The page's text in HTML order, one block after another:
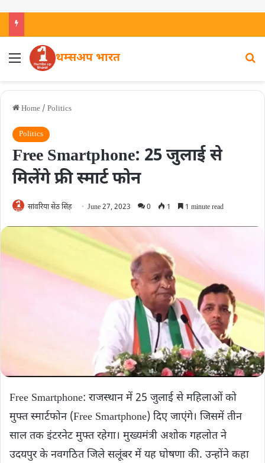
थम्सअप भारत
Home / Politics
Politics
Free Smartphone: 25 जुलाई से
मिलेंगे फ्री स्‍मार्ट फोन
सांवरिया सेठ सिंह June 27, 2023 0 1 1 minute read
Free Smartphone: राजस्थान में 25 जुलाई से महिलाओं को
मुफ्त स्मार्टफोन (Free Smartphone) दिए जाएंगे। जिसमें तीन
साल तक इंटरनेट मुफ्त रहेगा। मुख्यमंत्री अशोक गहलोत ने
उदयपुर के नवगठित जिले सलूंबर में यह घोषणा की. उन्होंने कहा